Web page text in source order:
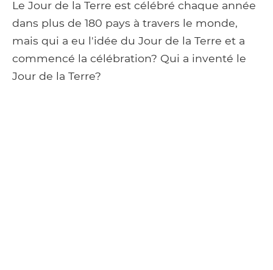
Le Jour de la Terre est célébré chaque année
dans plus de 180 pays à travers le monde,
mais qui a eu l'idée du Jour de la Terre et a
commencé la célébration? Qui a inventé le
Jour de la Terre?